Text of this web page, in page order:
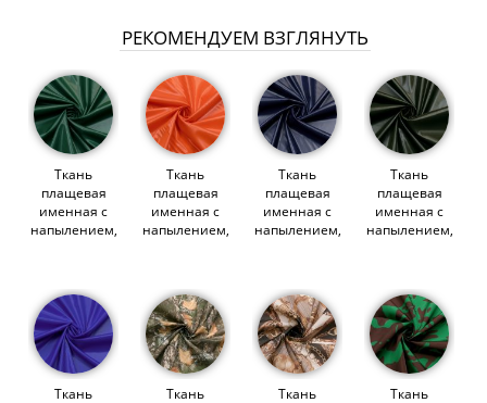
РЕКОМЕНДУЕМ ВЗГЛЯНУТЬ
Ткань
плащевая
именная с
напылением,
Ткань
плащевая
именная с
напылением,
Ткань
плащевая
именная с
напылением,
Ткань
плащевая
именная с
напылением,
Ткань
Ткань
Ткань
Ткань